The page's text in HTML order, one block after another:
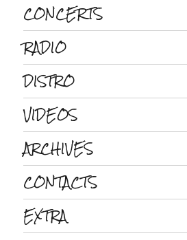
CONCERTS
RADIO
DISTRO
VIDEOS
ARCHIVES
CONTACTS
EXTRA